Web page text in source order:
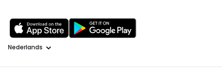
Taal